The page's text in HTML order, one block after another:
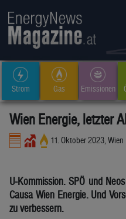
Strom Gas Emissionen
Wien Energie, letzter
11. Oktober 2023, Wien
U-Kommission. SPÖ und
Causa Wien Energie. Und
zu verbessern.